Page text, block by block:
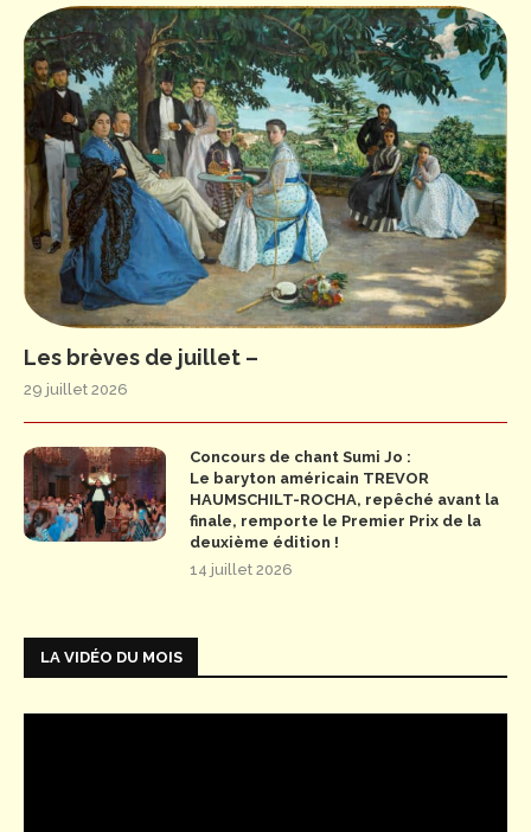
Les brèves de juillet –
29 juillet 2026
Concours de chant Sumi Jo :
Le baryton américain TREVOR
HAUMSCHILT-ROCHA, repêché avant la
finale, remporte le Premier Prix de la
deuxième édition !
14 juillet 2026
LA VIDÉO DU MOIS